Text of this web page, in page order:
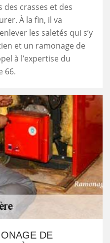
crasses et des
À la fin, il va
les saletés qui s’y
et un ramonage de
à l’expertise du
66.
DE